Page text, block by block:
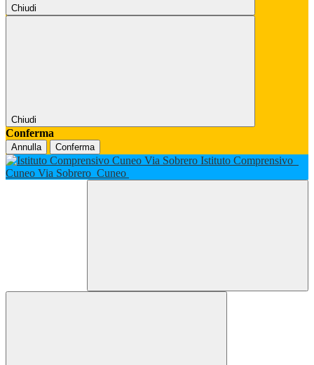
Chiudi
Chiudi
Conferma
Annulla Conferma
Istituto Comprensivo
Cuneo Via Sobrero Cuneo